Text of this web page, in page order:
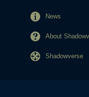
News
About
Shadowverse